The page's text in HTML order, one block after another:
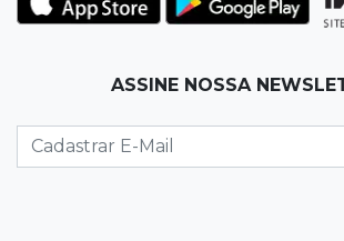
Hospital de Câncer inaugura 20
Recém-nascida desaparecida foi
para pagar dívida do pai com
ASSINE NOSSA